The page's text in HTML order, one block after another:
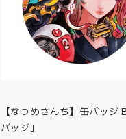
【なつめさんち】缶バッジ
バッジ」